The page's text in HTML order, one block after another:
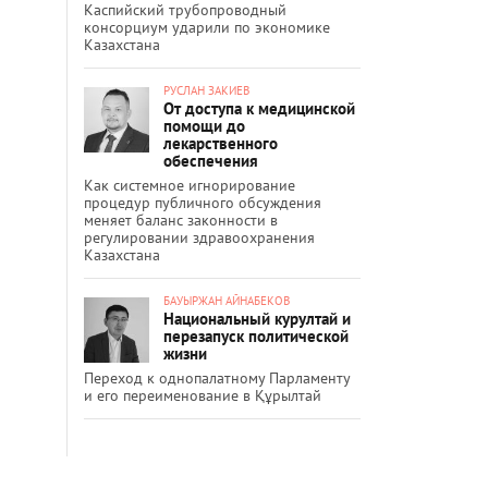
Каспийский трубопроводный
консорциум ударили по экономике
Казахстана
РУСЛАН ЗАКИЕВ
От доступа к медицинской
помощи до
лекарственного
обеспечения
Как системное игнорирование
процедур публичного обсуждения
меняет баланс законности в
регулировании здравоохранения
Казахстана
БАУЫРЖАН АЙНАБЕКОВ
Национальный курултай и
перезапуск политической
жизни
Переход к однопалатному Парламенту
и его переименование в Құрылтай